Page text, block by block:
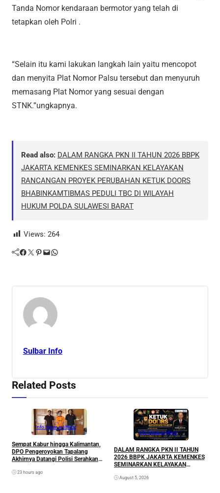
Tanda Nomor kendaraan bermotor yang telah di
tetapkan oleh Polri .
“Selain itu kami lakukan langkah lain yaitu mencopot
dan menyita Plat Nomor Palsu tersebut dan menyuruh
memasang Plat Nomor yang sesuai dengan
STNK.”ungkapnya.
Read also: DALAM RANGKA PKN II TAHUN 2026 BBPK
JAKARTA KEMENKES SEMINARKAN KELAYAKAN
RANCANGAN PROYEK PERUBAHAN KETUK DOORS
BHABINKAMTIBMAS PEDULI TBC DI WILAYAH
HUKUM POLDA SULAWESI BARAT
Views: 264
Facebook Twitter Pinterest Mail WhatsApp
Sulbar Info
Related Posts
Info Sulawesi Barat
Sempat Kabur hingga Kalimantan,
DPO Pengeroyokan Tapalang
Akhirnya Datangi Polisi Serahkan
23 hours ago
Info Sulawesi Barat
DALAM RANGKA PKN II TAHUN
2026 BBPK JAKARTA KEMENKES
SEMINARKAN KELAYAKAN
PERUBAHAN KETUK DOORS
August 5, 2026